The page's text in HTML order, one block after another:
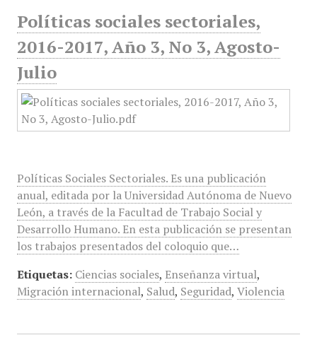
Políticas sociales sectoriales,
2016-2017, Año 3, No 3, Agosto-
Julio
Políticas Sociales Sectoriales. Es una publicación
anual, editada por la Universidad Autónoma de Nuevo
León, a través de la Facultad de Trabajo Social y
Desarrollo Humano. En esta publicación se presentan
los trabajos presentados del coloquio que…
Etiquetas: Ciencias sociales, Enseñanza virtual,
Migración internacional, Salud, Seguridad, Violencia